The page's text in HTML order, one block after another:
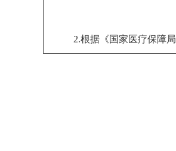
2.根据《国家医疗保障局